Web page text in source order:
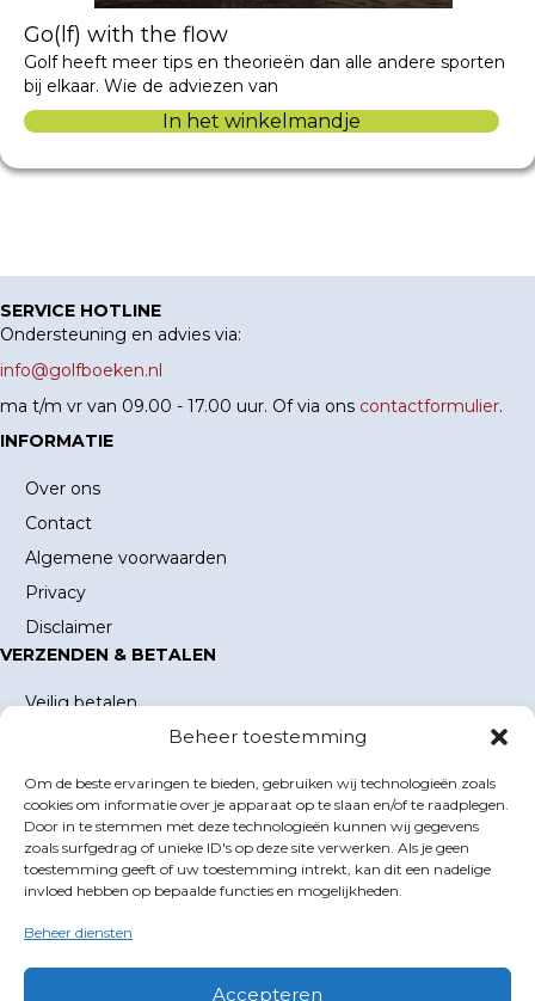
Beheer toestemming
Om de beste ervaringen te bieden, gebruiken wij technologieën zoals
cookies om informatie over je apparaat op te slaan en/of te raadplegen.
Door in te stemmen met deze technologieën kunnen wij gegevens
zoals surfgedrag of unieke ID's op deze site verwerken. Als je geen
toestemming geeft of uw toestemming intrekt, kan dit een nadelige
invloed hebben op bepaalde functies en mogelijkheden.
Beheer diensten
Accepteren
Go(lf) with the flow
Golf heeft meer tips en theorieën dan alle andere sporten
bij elkaar. Wie de adviezen van
In het winkelmandje
SERVICE HOTLINE
Ondersteuning en advies via:
info@golfboeken.nl
ma t/m vr van 09.00 - 17.00 uur. Of via ons contactformulier.
INFORMATIE
Over ons
Contact
Algemene voorwaarden
Privacy
Disclaimer
VERZENDEN & BETALEN
Veilig betalen
Verzending en verzendkosten
MIJN ACCOUNT
Mijn account
Winkelwagen
GOLFBOEKEN.NL
E-mail